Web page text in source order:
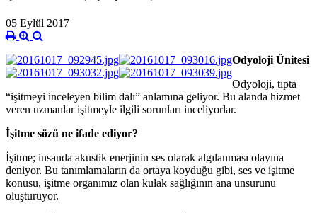
05 Eylül 2017
Odyoloji Ünitesi
Odyoloji, tıpta
“işitmeyi inceleyen bilim dalı” anlamına geliyor. Bu alanda hizmet
veren uzmanlar işitmeyle ilgili sorunları inceliyorlar.
İşitme sözü ne ifade ediyor?
İşitme; insanda akustik enerjinin ses olarak algılanması olayına
deniyor. Bu tanımlamaların da ortaya koyduğu gibi, ses ve işitme
konusu, işitme organımız olan kulak sağlığının ana unsurunu
oluşturuyor.